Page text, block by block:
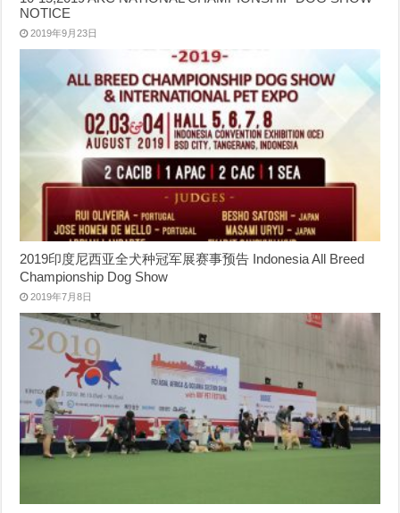
NOTICE
2019年9月23日
2019印度尼西亚全犬种冠军展赛事预告 Indonesia All Breed
Championship Dog Show
2019年7月8日